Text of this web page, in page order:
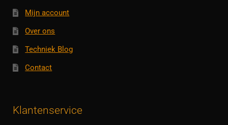
Mijn account
Over ons
Techniek Blog
Contact
Klantenservice